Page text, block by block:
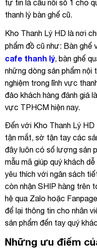
tự tin là cầu nối số 1 cho
thanh lý bàn ghế cũ.
Kho Thanh Lý HD là nơi
phẩm đồ cũ như: Bàn ghế
cafe thanh lý, bàn ghế
những dòng sản phẩm nội
nghiệm trong lĩnh vực
đảo khách hàng đánh giá
vực TPHCM hiện nay.
Đến với Kho Thanh Lý
tận mắt, sờ tận tay các
đây luôn có số lượng sản
mẫu mã giúp quý khách
yêu thích với ngân sách
còn nhận SHIP hàng trên
hệ qua Zalo hoặc
để lại thông tin cho nhân
sản phẩm đến tay quý
Những ưu điểm